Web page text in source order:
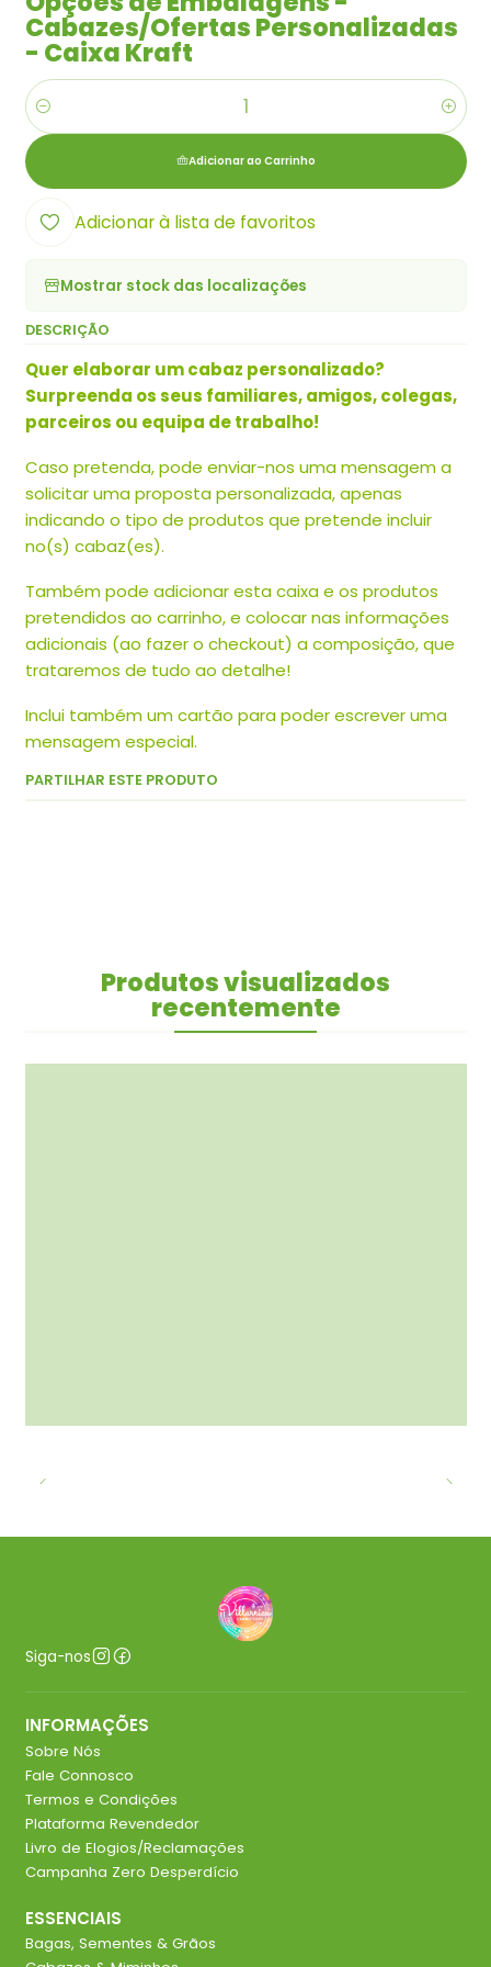
Cabazes/Ofertas Personalizadas
- Caixa Kraft
Quantidade
Adicionar ao Carrinho
Adicionar à lista de favoritos
Mostrar stock das localizações
DESCRIÇÃO
Quer elaborar um cabaz personalizado?
Surpreenda os seus familiares, amigos, colegas,
parceiros ou equipa de trabalho!
Caso pretenda, pode enviar-nos uma mensagem a
solicitar uma proposta personalizada, apenas
indicando o tipo de produtos que pretende incluir
no(s) cabaz(es).
Também pode adicionar esta caixa e os produtos
pretendidos ao carrinho, e colocar nas informações
adicionais (ao fazer o checkout) a composição, que
trataremos de tudo ao detalhe!
Inclui também um cartão para poder escrever uma
mensagem especial.
PARTILHAR ESTE PRODUTO
Produtos visualizados
recentemente
Siga-nos
INFORMAÇÕES
Sobre Nós
Fale Connosco
Termos e Condições
Plataforma Revendedor
Livro de Elogios/Reclamações
Campanha Zero Desperdício
ESSENCIAIS
Bagas, Sementes & Grãos